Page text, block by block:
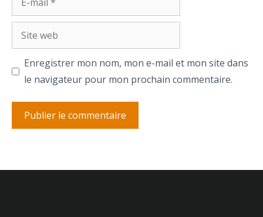
mail
Site
web
Enregistrer mon nom, mon e-mail et mon site dans
le navigateur pour mon prochain commentaire.